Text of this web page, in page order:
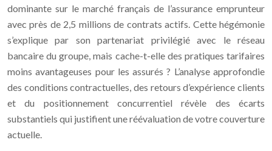
dominante sur le marché français de l’assurance emprunteur
avec près de 2,5 millions de contrats actifs. Cette hégémonie
s’explique par son partenariat privilégié avec le réseau
bancaire du groupe, mais cache-t-elle des pratiques tarifaires
moins avantageuses pour les assurés ? L’analyse approfondie
des conditions contractuelles, des retours d’expérience clients
et du positionnement concurrentiel révèle des écarts
substantiels qui justifient une réévaluation de votre couverture
actuelle.